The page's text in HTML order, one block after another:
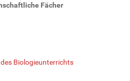
Fächer
Biologieunterrichts